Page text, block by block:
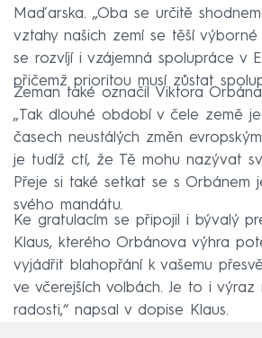
Maďarska. „Oba se určitě
vztahy našich zemí se těší výborné
se rozvíjí i vzájemná spolupráce v
přičemž prioritou musí zůstat
Zeman také označil Viktora
„Tak dlouhé období v čele země je
časech neustálých změn
je tudíž ctí, že Tě mohu nazývat
Přeje si také setkat se s Orbánem
svého mandátu.
Ke gratulacím se připojil i bývalý
Klaus, kterého Orbánova výhra
vyjádřit blahopřání k vašemu
ve včerejších volbách. Je to i výraz
radosti,“ napsal v dopise Klaus.